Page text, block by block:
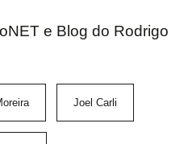
e Blog do Rodrigo
Joel Carli